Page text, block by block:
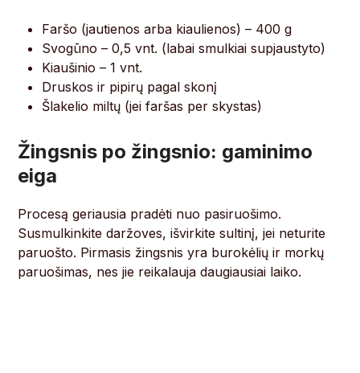
Faršo (jautienos arba kiaulienos) – 400 g
Svogūno – 0,5 vnt. (labai smulkiai supjaustyto)
Kiaušinio – 1 vnt.
Druskos ir pipirų pagal skonį
Šlakelio miltų (jei faršas per skystas)
Žingsnis po žingsnio: gaminimo
eiga
Procesą geriausia pradėti nuo pasiruošimo.
Susmulkinkite daržoves, išvirkite sultinį, jei neturite
paruošto. Pirmasis žingsnis yra burokėlių ir morkų
paruošimas, nes jie reikalauja daugiausiai laiko.